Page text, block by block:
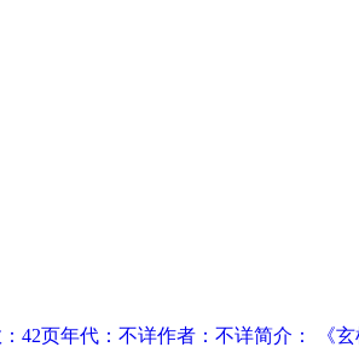
42页年代：不详作者：不详简介： 《